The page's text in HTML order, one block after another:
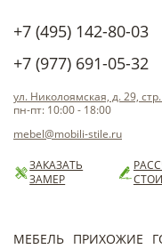
+7 (495) 142-80-03
+7 (977) 691-05-32
ул. Николоямская, д. 29, стр.
пн-пт: 10:00 - 18:00
mebel@mobili-stile.ru
ЗАКАЗАТЬ
ЗАМЕР
МЕБЕЛЬ ПРИХОЖИЕ